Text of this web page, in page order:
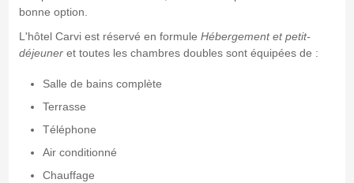
bonne option.
L'hôtel Carvi est réservé en formule Hébergement et petit-
déjeuneret toutes les chambres doubles sont équipées de :
Salle de bains complète
Terrasse
Téléphone
Air conditionné
Chauffage